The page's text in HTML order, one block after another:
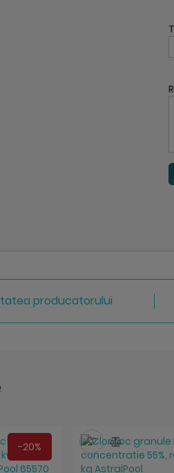
producatorului
-20% Salveaza
Compara